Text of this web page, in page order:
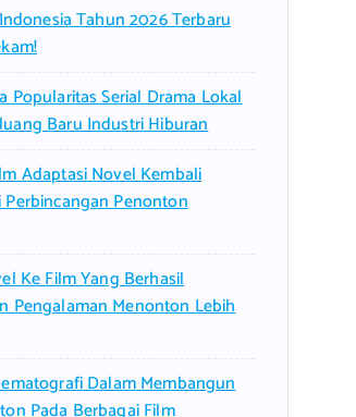
Tahun 2026 Terbaru
Popularitas Serial Drama Lokal
Baru Industri Hiburan
Adaptasi Novel Kembali
Penonton
Ke Film Yang Berhasil
Pengalaman Menonton Lebih
Dalam Membangun
Pada Berbagai Film